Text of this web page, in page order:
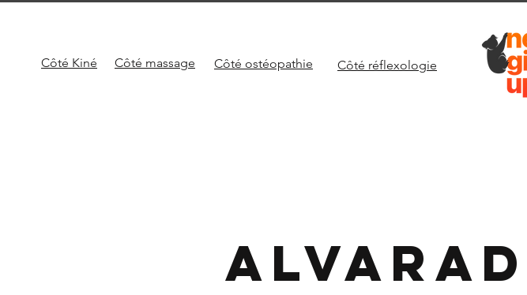
Côté massage Côté ostéopathie Côté réflexologie
Côté Kiné